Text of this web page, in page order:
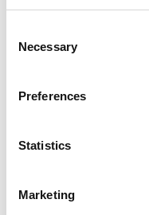
Selection
Necessary
Preferences
Statistics
Marketing
2026 |
1 Juli
SOFTWAREUPDATE:
4.17.0